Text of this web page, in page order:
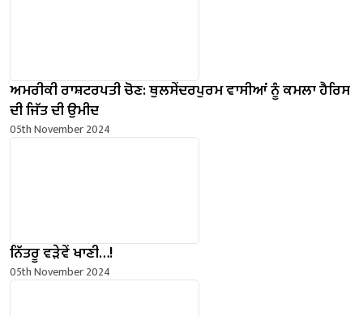
ਅਮਰੀਕੀ ਰਾਸ਼ਟਰਪਤੀ ਚੋਣ: ਥੁਲਸੇਂਦਰਪੁਰਮ ਵਾਸੀਆਂ ਨੂੰ ਕਮਲਾ ਹੈਰਿਸ
ਦੀ ਜਿੱਤ ਦੀ ਉਮੀਦ
05th November 2024
ਨਿੱਤਰੂ ਵੜੇਵੇਂ ਖਾਣੀ…!
05th November 2024